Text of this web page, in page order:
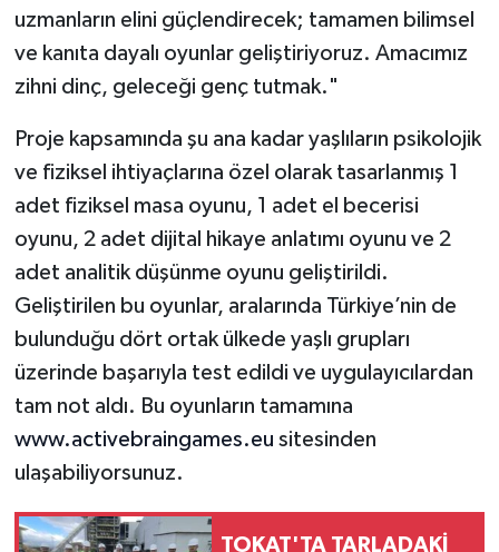
uzmanların elini güçlendirecek; tamamen bilimsel
ve kanıta dayalı oyunlar geliştiriyoruz. Amacımız
zihni dinç, geleceği genç tutmak."
Proje kapsamında şu ana kadar yaşlıların psikolojik
ve fiziksel ihtiyaçlarına özel olarak tasarlanmış 1
adet fiziksel masa oyunu, 1 adet el becerisi
oyunu, 2 adet dijital hikaye anlatımı oyunu ve 2
adet analitik düşünme oyunu geliştirildi.
Geliştirilen bu oyunlar, aralarında Türkiye’nin de
bulunduğu dört ortak ülkede yaşlı grupları
üzerinde başarıyla test edildi ve uygulayıcılardan
tam not aldı. Bu oyunların tamamına
www.activebraingames.eu sitesinden
ulaşabiliyorsunuz.
TOKAT'TA TARLADAKİ